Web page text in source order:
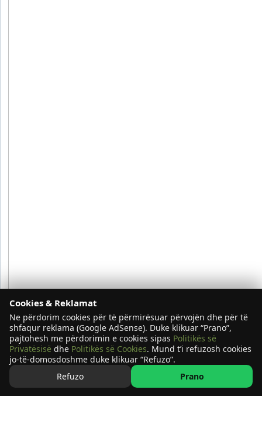
Cookies & Reklamat
Ne përdorim cookies për të përmirësuar përvojën dhe për të
shfaqur reklama (Google AdSense). Duke klikuar “Prano”,
pajtohesh me përdorimin e cookies sipas Politikës së
Privatësisë dhe Politikës së Cookies. Mund t’i refuzosh cookies
jo-të-domosdoshme duke klikuar “Refuzo”.
Refuzo
Prano